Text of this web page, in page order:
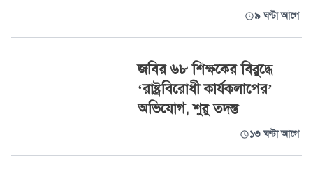
৯ ঘণ্টা আগে
জবির ৬৮ শিক্ষকের বিরুদ্ধে
‘রাষ্ট্রবিরোধী কার্যকলাপের’
অভিযোগ, শুরু তদন্ত
১৩ ঘণ্টা আগে